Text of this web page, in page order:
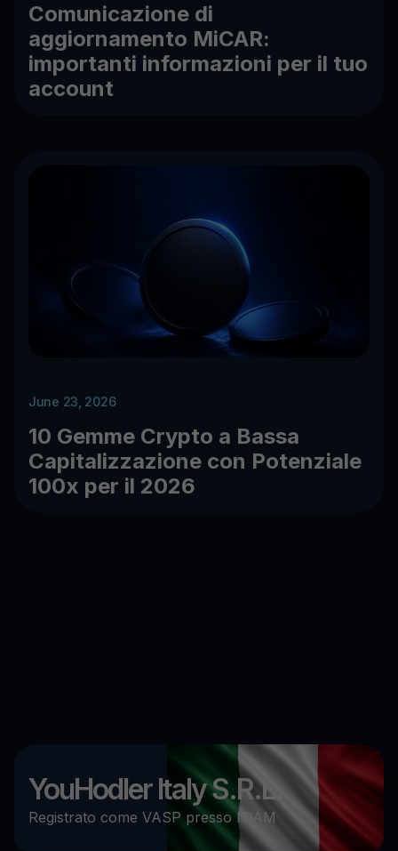
Comunicazione di
aggiornamento MiCAR:
importanti informazioni per il tuo
account
June 23, 2026
10 Gemme Crypto a Bassa
Capitalizzazione con Potenziale
100x per il 2026
YouHodler Italy S.R.L.
Registrato come VASP presso l’OAM